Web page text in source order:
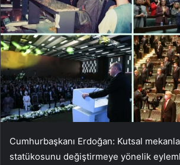
Cumhurbaşkanı Erdoğan: Kutsal
statükosunu değiştirmeye yönelik